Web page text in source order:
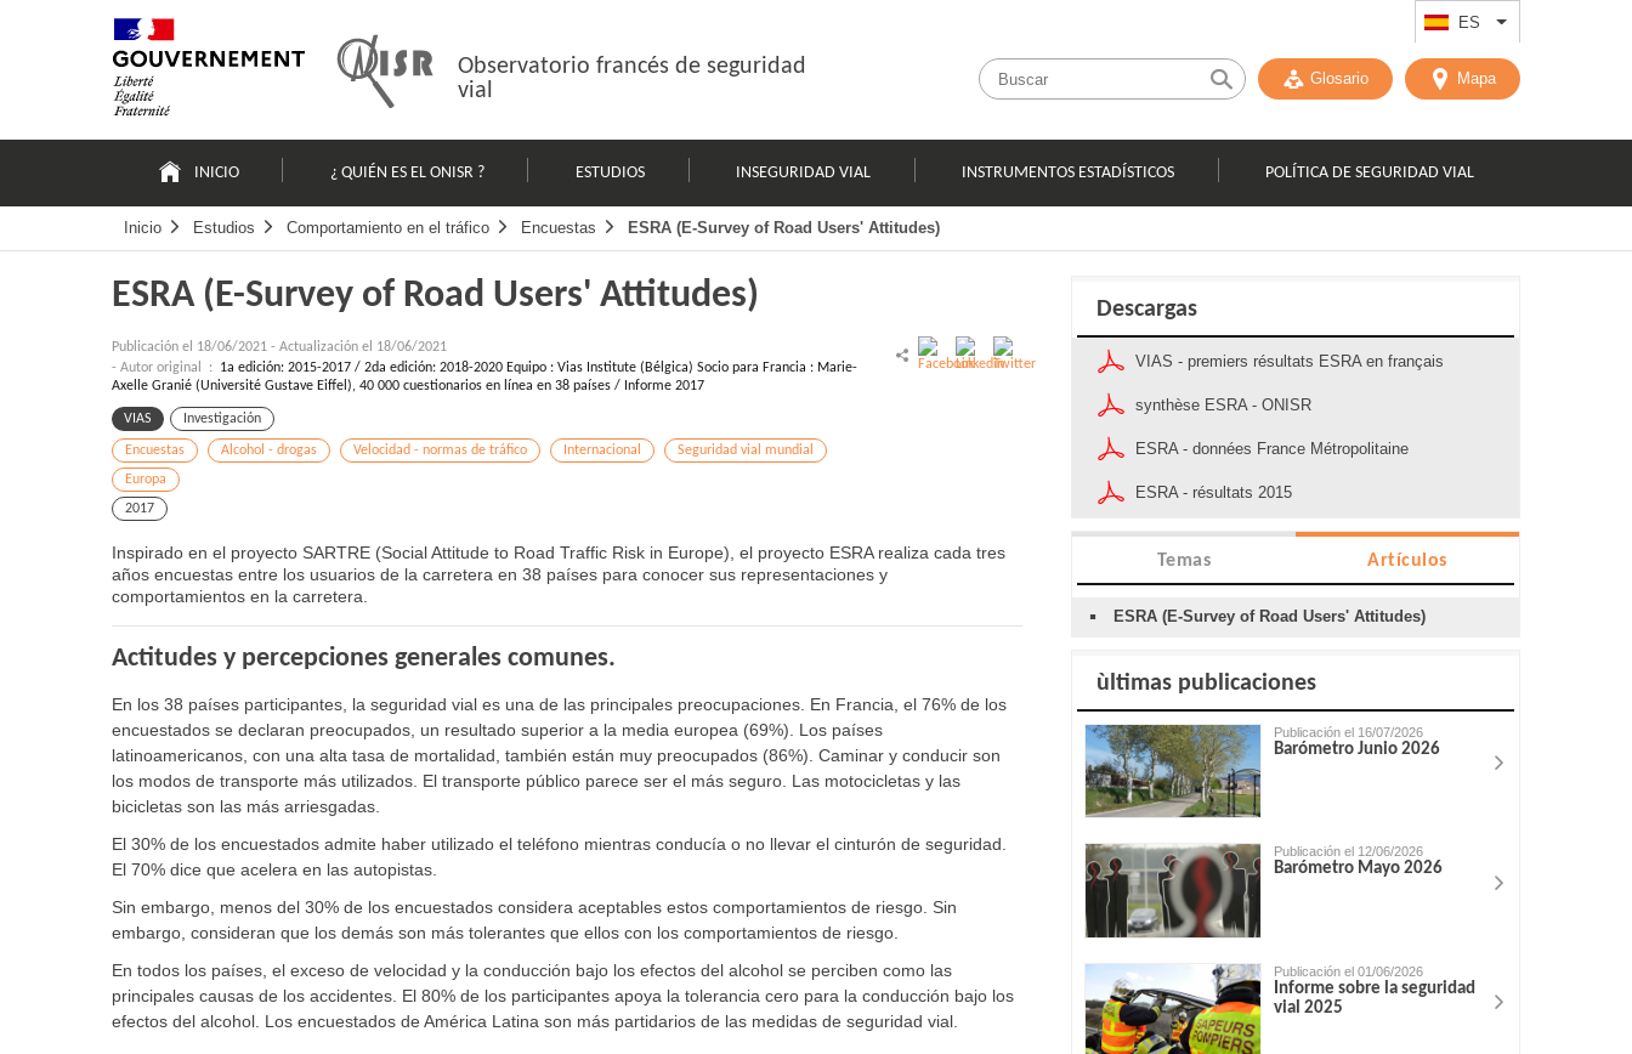
ES List additional
Observatorio francés de seguridad
vial
Glosario Mapa
principale
INICIO ¿ QUIÉN ES EL ONISR ? ESTUDIOS INSEGURIDAD VIAL INSTRUMENTOS ESTADÍSTICOS POLÍTICA DE SEGURIDAD VIAL
Inicio Estudios Comportamiento en el tráfico Encuestas ESRA (E-Survey of Road Users' Attitudes)
ESRA (E-Survey of Road Users' Attitudes)
Publicación el 18/06/2021 - Actualización el 18/06/2021
- Autor original : 1a edición: 2015-2017 / 2da edición: 2018-2020 Equipo : Vias Institute (Bélgica) Socio para Francia : Marie-
Axelle Granié (Université Gustave Eiffel), 40 000 cuestionarios en línea en 38 países / Informe 2017
VIAS Investigación
Encuestas Alcohol - drogas Velocidad - normas de tráfico Internacional
Seguridad vial mundial
Europa
2017
Inspirado en el proyecto SARTRE (Social Attitude to Road Traffic Risk in Europe), el proyecto ESRA realiza cada tres
años encuestas entre los usuarios de la carretera en 38 países para conocer sus representaciones y
comportamientos en la carretera.
Actitudes y percepciones generales comunes.
En los 38 países participantes, la seguridad vial es una de las principales preocupaciones. En Francia, el 76% de los
encuestados se declaran preocupados, un resultado superior a la media europea (69%). Los países
latinoamericanos, con una alta tasa de mortalidad, también están muy preocupados (86%). Caminar y conducir son
los modos de transporte más utilizados. El transporte público parece ser el más seguro. Las motocicletas y las
bicicletas son las más arriesgadas.
El 30% de los encuestados admite haber utilizado el teléfono mientras conducía o no llevar el cinturón de seguridad.
El 70% dice que acelera en las autopistas.
Sin embargo, menos del 30% de los encuestados considera aceptables estos comportamientos de riesgo. Sin
embargo, consideran que los demás son más tolerantes que ellos con los comportamientos de riesgo.
En todos los países, el exceso de velocidad y la conducción bajo los efectos del alcohol se perciben como las
principales causas de los accidentes. El 80% de los participantes apoya la tolerancia cero para la conducción bajo los
efectos del alcohol. Los encuestados de América Latina son más partidarios de las medidas de seguridad vial.
Descargas
VIAS - premiers résultats ESRA en français
synthèse ESRA - ONISR
ESRA - données France Métropolitaine
ESRA - résultats 2015
Temas Artículos
ESRA (E-Survey of Road Users' Attitudes)
ùltimas publicaciones
Publicación el 16/07/2026
Barómetro Junio 2026
Publicación el 12/06/2026
Barómetro Mayo 2026
Publicación el 01/06/2026
Informe sobre la seguridad
vial 2025